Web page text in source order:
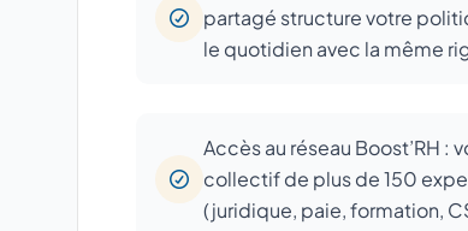
partagé structure votre
le quotidien avec la même
Accès au réseau Boost’RH :
collectif de plus de 150
(juridique, paie, formation,